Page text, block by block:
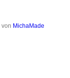
von MichaMade